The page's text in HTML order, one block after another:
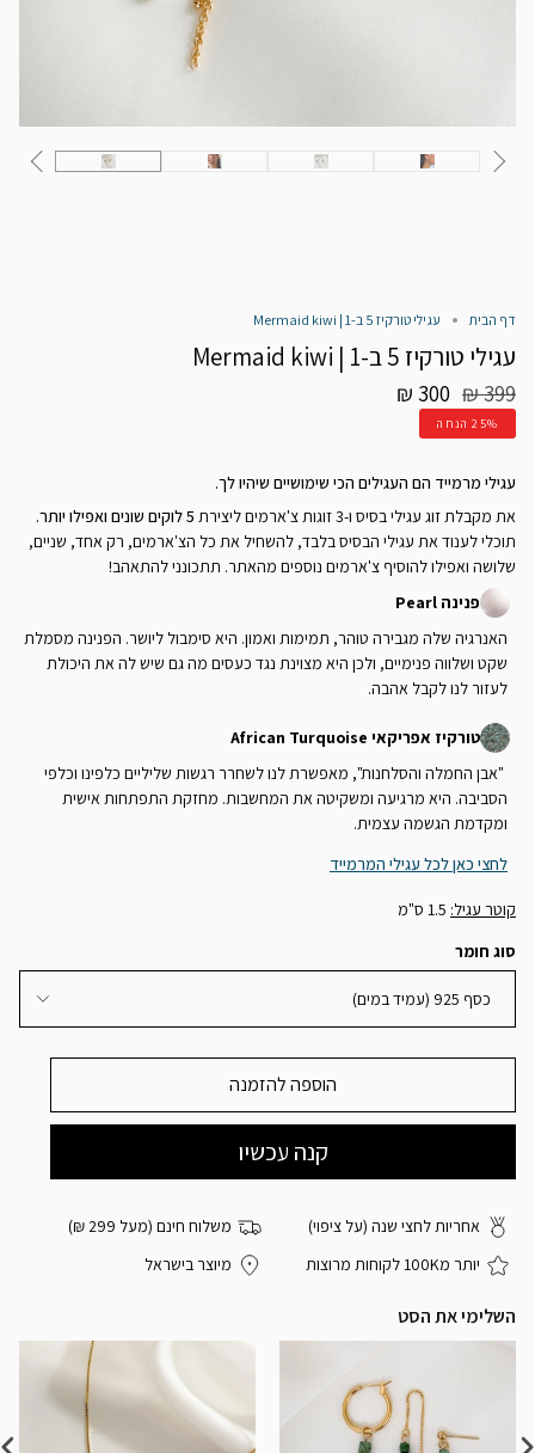
דף הבית עגילי טורקיז 5 ב-1 | Mermaid kiwi
עגילי טורקיז 5 ב-1 | Mermaid kiwi
300 ₪מחיר
רגיל
399 ₪
25%הנחה
עגילי מרמייד הם העגילים הכי שימושיים שיהיו לך.
את מקבלת זוג עגילי בסיס ו-3 זוגות צ'ארמים ליצירת
תוכלי לענוד את עגילי הבסיס בלבד, להשחיל את כל הצ'ארמים, רק אחד, שניים,
שלושה ואפילו להוסיף צ'ארמים נוספים מהאתר. תתכונני להתאהב!
פנינה Pearl
האנרגיה שלה מגבירה טוהר, תמימות ואמון. היא סימבול ליושר. הפנינה מסמלת
שקט ושלווה פנימיים, ולכן היא מצוינת נגד כעסים מה גם שיש לה את היכולת
לעזור לנו לקבל אהבה.
טורקיז אפריקאי African Turquoise
"אבן החמלה והסלחנות", מאפשרת לנו לשחרר רגשות שליליים כלפינו וכלפי
הסביבה. היא מרגיעה ומשקיטה את המחשבות. מחזקת התפתחות אישית
ומקדמת הגשמה עצמית.
לחצי כאן לכל עגילי המרמייד
קוטר עגיל:
סוג חומר
כסף 925 (עמיד במים)
הוספה להזמנה
אחריות לחצי שנה (על ציפוי)
משלוח חינם (מעל 299 ₪)
יותר מ100K לקוחות מרוצות
מיוצר בישראל
השלימי את הסט